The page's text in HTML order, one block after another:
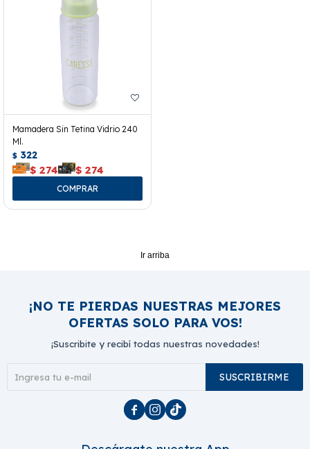
Mamadera Sin Tetina Vidrio 240
Ml.
$ 322
$ 274 $ 274
Ir arriba
¡NO TE PIERDAS NUESTRAS MEJORES
OFERTAS SOLO PARA VOS!
¡Suscribite y recibí todas nuestras novedades!
SUSCRIBIRME
  